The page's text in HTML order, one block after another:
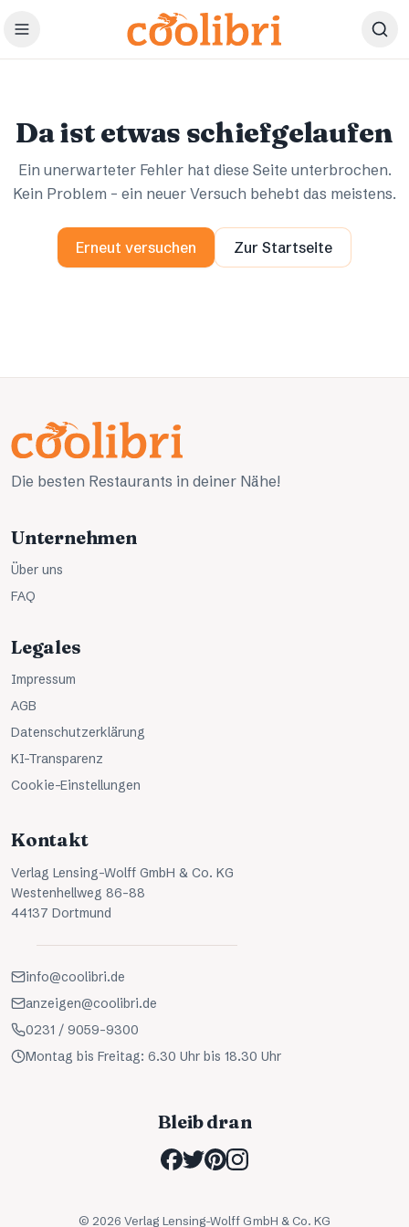
Zum Hauptinhalt springen
Da ist etwas schiefgelaufen
Ein unerwarteter Fehler hat diese Seite unterbrochen.
Kein Problem – ein neuer Versuch behebt das meistens.
Erneut versuchen Zur Startseite
Die besten Restaurants in deiner Nähe!
Unternehmen
Über uns
FAQ
Legales
Impressum
AGB
Datenschutzerklärung
KI-Transparenz
Cookie-Einstellungen
Kontakt
Verlag Lensing-Wolff GmbH & Co. KG
Westenhellweg 86-88
44137 Dortmund
info@coolibri.de
anzeigen@coolibri.de
0231 / 9059-9300
Montag bis Freitag: 6.30 Uhr bis 18.30 Uhr
Bleib dran
© 2026 Verlag Lensing-Wolff GmbH & Co. KG